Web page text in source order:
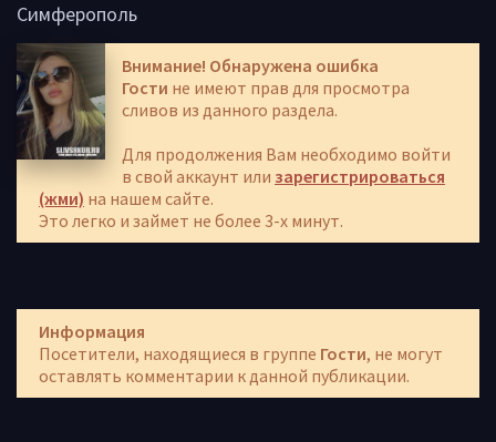
Симферополь
Внимание! Обнаружена ошибка
Гости не имеют прав для просмотра
сливов из данного раздела.
Для продолжения Вам необходимо войти
в свой аккаунт или зарегистрироваться
(жми) на нашем сайте.
Это легко и займет не более 3-х минут.
Информация
Посетители, находящиеся в группе Гости, не могут
оставлять комментарии к данной публикации.